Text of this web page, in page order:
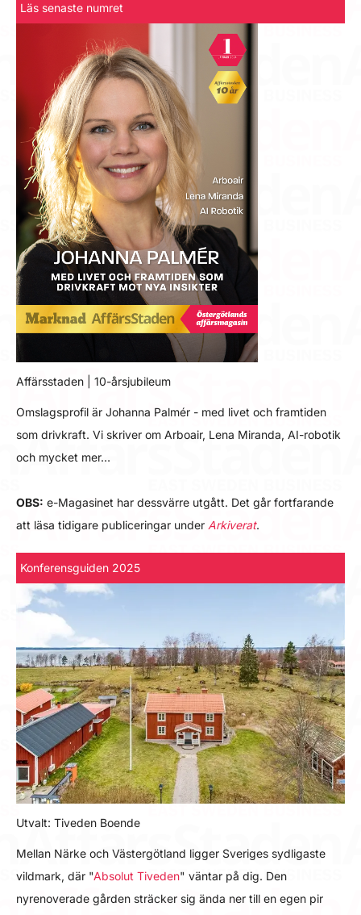
Läs senaste numret
Affärsstaden | 10-årsjubileum
Omslagsprofil är Johanna Palmér - med livet och framtiden
som drivkraft. Vi skriver om Arboair, Lena Miranda, AI-robotik
och mycket mer…
OBS: e-Magasinet har dessvärre utgått. Det går fortfarande
att läsa tidigare publiceringar under Arkiverat.
Konferensguiden 2025
Utvalt: Tiveden Boende
Mellan Närke och Västergötland ligger Sveriges sydligaste
vildmark, där "Absolut Tiveden" väntar på dig. Den
nyrenoverade gården sträcker sig ända ner till en egen pir